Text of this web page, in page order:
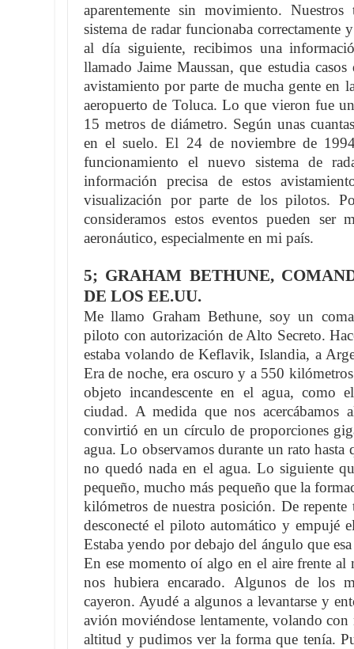
aparentemente sin movimiento.
sistema de radar funcionaba correctamente
al día siguiente, recibimos una
llamado Jaime Maussan, que estudia
avistamiento por parte de mucha gente en
aeropuerto de Toluca. Lo que vieron fue
15 metros de diámetro. Según unas
en el suelo. El 24 de noviembre de
funcionamiento el nuevo sistema de
información precisa de estos
visualización por parte de los pilotos.
consideramos estos eventos pueden ser
aeronáutico, especialmente en mi país.
5; GRAHAM BETHUNE,
DE LOS EE.UU.
Me llamo Graham Bethune, soy un
piloto con autorización de Alto Secreto.
estaba volando de Keflavik, Islandia, a
Era de noche, era oscuro y a 550
objeto incandescente en el agua, como
ciudad. A medida que nos acercábamos
convirtió en un círculo de proporciones
agua. Lo observamos durante un rato hasta
no quedó nada en el agua. Lo siguiente
pequeño, mucho más pequeño que la
kilómetros de nuestra posición. De
desconecté el piloto automático y empujé
Estaba yendo por debajo del ángulo que
En ese momento oí algo en el aire frente
nos hubiera encarado. Algunos de los
cayeron. Ayudé a algunos a levantarse y
avión moviéndose lentamente, volando con
altitud y pudimos ver la forma que tenía.